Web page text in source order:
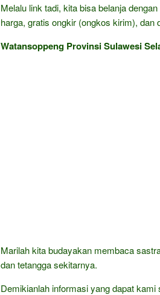
Melalu link tadi, kita bisa belanja
harga, gratis ongkir (ongkos kirim), dan
Watansoppeng Provinsi Sulawesi
Marilah kita budayakan membaca
dan tetangga sekitarnya.
Demikianlah informasi yang dapat